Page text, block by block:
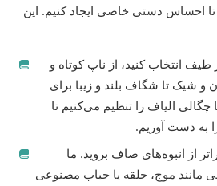
احساس دستی خاصی ایجاد کنیم. این
طیف انتخاب کنید، از ناپ کوتاه و
شیک تا شگاف بلند و زیبا برای
الیاف را تنظیم می‌کنیم تا
به دست آوریم.
از انبوه‌های صاف بروید. ما
مانند موج، حلقه یا حباب مصنوعی